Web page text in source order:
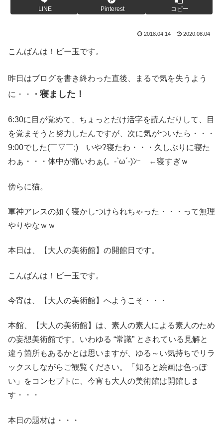
LINE Pinterest コピー
2018.04.14 2020.08.04
こんばんは！ビー玉です。
昨日はブログを書き終わった直後、まるで気を失うよう
に・・
・寝ました！
6:30に目が覚めて、ちょっとだけ活字を読んだりして、目
を覚まそうと努力したんですが、次に気がついたら・・・
9:00でした(￣▽￣;) いや?寝たわ・・・久しぶりに寝た
わぁ・・・体中が痛いわぁ(。-`ω´-)ﾝｰ ←寝すぎｗ
傍らに猫。
軍神アレスの如く寝かしつけられちゃった・・・って無理
やりやなｗｗ
本日は、【大人の美術館】の開館日です。
こんばんは！ビー玉です。
今宵は、【大人の美術館】へようこそ・・・
本館、【大人の美術館】は、素人の素人による素人のため
の妄想美術館です。いわゆる “常識” とされている見解と
違う箇所もあるかとは思いますが、ゆる～い気持ちでリラ
ックスしながらご観覧ください。「知ると絵画は色っぽ
い」をコンセプトに、今宵も大人の美術館は開館しま
す・・・
本日の題材は・・・